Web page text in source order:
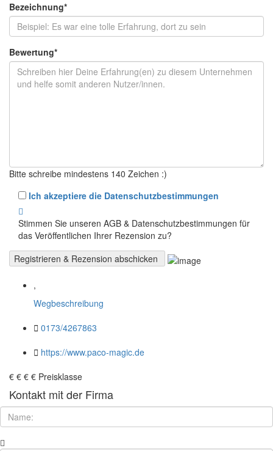
Bezeichnung*
Bewertung*
Bitte schreibe mindestens 140 Zeichen :)
Ich akzeptiere die Datenschutzbestimmungen
Stimmen Sie unseren AGB & Datenschutzbestimmungen für
das Veröffentlichen Ihrer Rezension zu?
,
Wegbeschreibung
0173/4267863
https://www.paco-magic.de
€ € € € Preisklasse
Kontakt mit der Firma